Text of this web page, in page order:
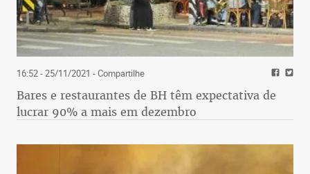
16:52 - 25/11/2021 - Compartilhe
Bares e restaurantes de BH têm expectativa de
lucrar 90% a mais em dezembro